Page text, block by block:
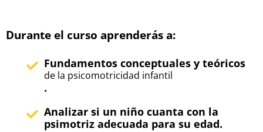
Durante el curso aprenderás a:
Fundamentos conceptuales y teóricos
de la psicomotricidad infantil
.
Analizar si un niño cuanta con la
psimotriz adecuada para su edad.